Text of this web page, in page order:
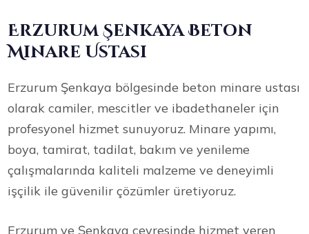
Erzurum Şenkaya Beton
Minare Ustası
Erzurum Şenkaya bölgesinde beton minare ustası
olarak camiler, mescitler ve ibadethaneler için
profesyonel hizmet sunuyoruz. Minare yapımı,
boya, tamirat, tadilat, bakım ve yenileme
çalışmalarında kaliteli malzeme ve deneyimli
işçilik ile güvenilir çözümler üretiyoruz.
Erzurum ve Şenkaya çevresinde hizmet veren